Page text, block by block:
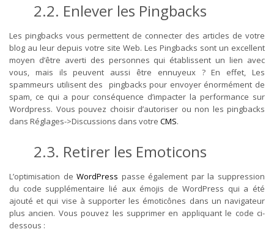
2.2. Enlever les Pingbacks
Les pingbacks vous permettent de connecter des articles de votre
blog au leur depuis votre site Web. Les Pingbacks sont un excellent
moyen d’être averti des personnes qui établissent un lien avec
vous, mais ils peuvent aussi être ennuyeux ? En effet, Les
spammeurs utilisent des pingbacks pour envoyer énormément de
spam, ce qui a pour conséquence d’impacter la performance sur
Wordpress. Vous pouvez choisir d’autoriser ou non les pingbacks
dans Réglages->Discussions dans votre CMS.
2.3. Retirer les Emoticons
L’optimisation deWordPress passe également par la suppression
du code supplémentaire lié aux émojis de WordPress qui a été
ajouté et qui vise à supporter les émoticônes dans un navigateur
plus ancien. Vous pouvez les supprimer en appliquant le code ci-
dessous :